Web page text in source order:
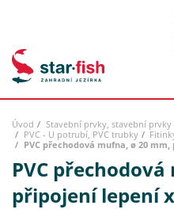
Úvod
Stavební prvky, stavební
PVC - U potrubí, PVC trubky
PVC přechodová mufna, ø 20
PVC
připojení lepení